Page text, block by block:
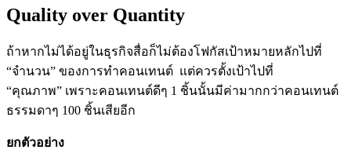
Quality over Quantity
ถ้าหากไม่ได้อยู่ในธุรกิจสื่อก็ไม่ต้องโฟกัสเป้าหมายหลักไปที่
“จำนวน” ของการทำคอนเทนต์ แต่ควรตั้งเป้าไปที่
“คุณภาพ” เพราะคอนเทนต์ดีๆ 1 ชิ้นนั้นมีค่ามากกว่าคอนเทนต์
ธรรมดาๆ 100 ชิ้นเสียอีก
ยกตัวอย่าง